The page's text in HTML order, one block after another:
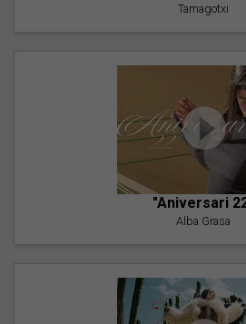
Tamagotxi
"Aniversari
Alba Grasa